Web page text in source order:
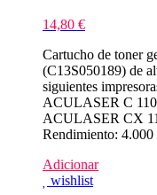
14,80 €
Cartucho de toner
(C13S050189) de
siguientes
ACULASER C
ACULASER CX
Rendimiento: 4.000
Adicionar
wishlist